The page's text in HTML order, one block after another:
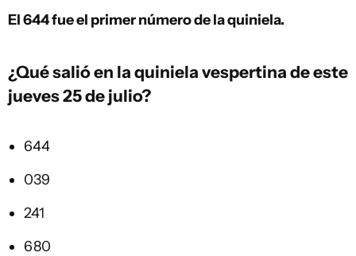
El 644fue el primer número de la quiniela.
¿Qué salió en laquiniela vespertinade este
jueves 25 de julio?
644
039
241
680